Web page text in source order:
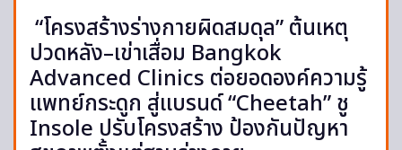
“โครงสร้างร่างกายผิดสมดุล” ต้นเหตุ
ปวดหลัง–เข่าเสื่อม Bangkok
Advanced Clinics ต่อยอดองค์ความรู้
แพทย์กระดูก สู่แบรนด์ “Cheetah” ชู
Insole ปรับโครงสร้าง ป้องกันปัญหา